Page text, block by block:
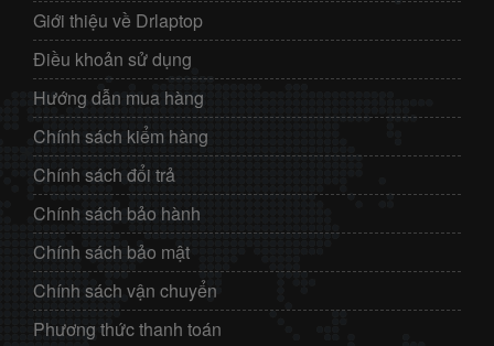
Giới thiệu về Drlaptop
Điều khoản sử dụng
Hướng dẫn mua hàng
Chính sách kiểm hàng
Chính sách đổi trả
Chính sách bảo hành
Chính sách bảo mật
Chính sách vận chuyển
Phương thức thanh toán